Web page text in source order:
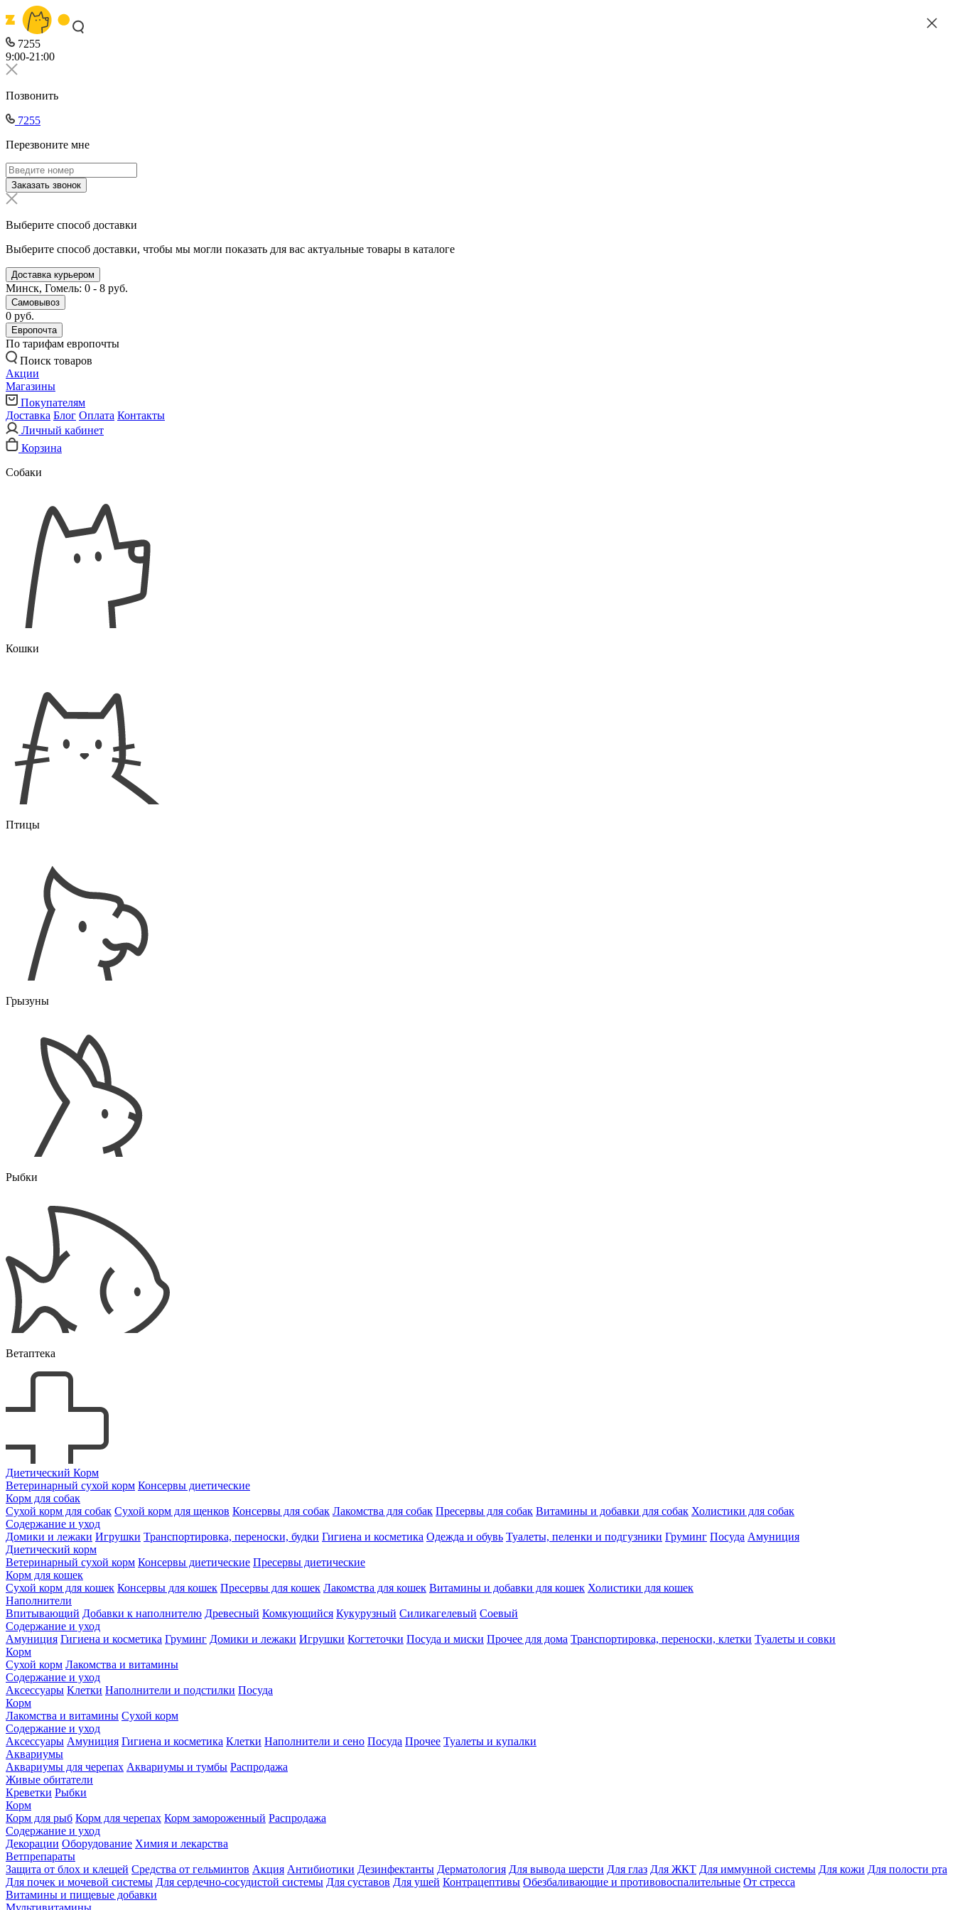
7255
9:00-21:00
Позвонить
7255
Перезвоните мне
Заказать звонок
Выберите способ доставки
Выберите способ доставки, чтобы мы могли показать для вас актуальные товары в каталоге
Доставка курьером
Минск, Гомель: 0 - 8 руб.
Самовывоз
0 руб.
Европочта
По тарифам европочты
Поиск товаров
Акции
Магазины
Покупателям
Доставка Блог Оплата Контакты
Личный кабинет
Корзина
Собаки
Кошки
Птицы
Грызуны
Рыбки
Ветаптека
Диетический Корм
Ветеринарный сухой корм Консервы диетические
Корм для собак
Сухой корм для собак Сухой корм для щенков Консервы для собак Лакомства для собак Пресервы для собак Витамины и добавки для собак Холистики для собак
Содержание и уход
Домики и лежаки Игрушки Транспортировка, переноски, будки Гигиена и косметика Одежда и обувь Туалеты, пеленки и подгузники Груминг Посуда Амуниция
Диетический корм
Ветеринарный сухой корм Консервы диетические Пресервы диетические
Корм для кошек
Сухой корм для кошек Консервы для кошек Пресервы для кошек Лакомства для кошек Витамины и добавки для кошек Холистики для кошек
Наполнители
Впитывающий Добавки к наполнителю Древесный Комкующийся Кукурузный Силикагелевый Соевый
Содержание и уход
Амуниция Гигиена и косметика Груминг Домики и лежаки Игрушки Когтеточки Посуда и миски Прочее для дома Транспортировка, переноски, клетки Туалеты и совки
Корм
Сухой корм Лакомства и витамины
Содержание и уход
Аксессуары Клетки Наполнители и подстилки Посуда
Корм
Лакомства и витамины Сухой корм
Содержание и уход
Аксессуары Амуниция Гигиена и косметика Клетки Наполнители и сено Посуда Прочее Туалеты и купалки
Аквариумы
Аквариумы для черепах Аквариумы и тумбы Распродажа
Живые обитатели
Креветки Рыбки
Корм
Корм для рыб Корм для черепах Корм замороженный Распродажа
Содержание и уход
Декорации Оборудование Химия и лекарства
Ветпрепараты
Защита от блох и клещей Средства от гельминтов Акция Антибиотики Дезинфектанты Дерматология Для вывода шерсти Для глаз Для ЖКТ Для иммунной системы Для кожи Для полости рта
Для почек и мочевой системы Для сердечно-сосудистой системы Для суставов Для ушей Контрацептивы Обезбаливающие и противовоспалительные От стресса
Витамины и пищевые добавки
Мультивитамины